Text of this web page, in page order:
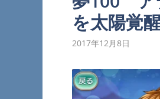
を太陽覚
2017年12月8日